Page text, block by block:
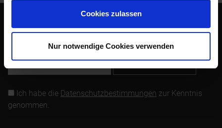
Cookies zulassen
Nur notwendige Cookies verwenden
Abonnieren Sie den kostenlosen Newsletter und verpassen
Ich habe die Datenschutzbestimmungen zur Kenntnis
genommen.